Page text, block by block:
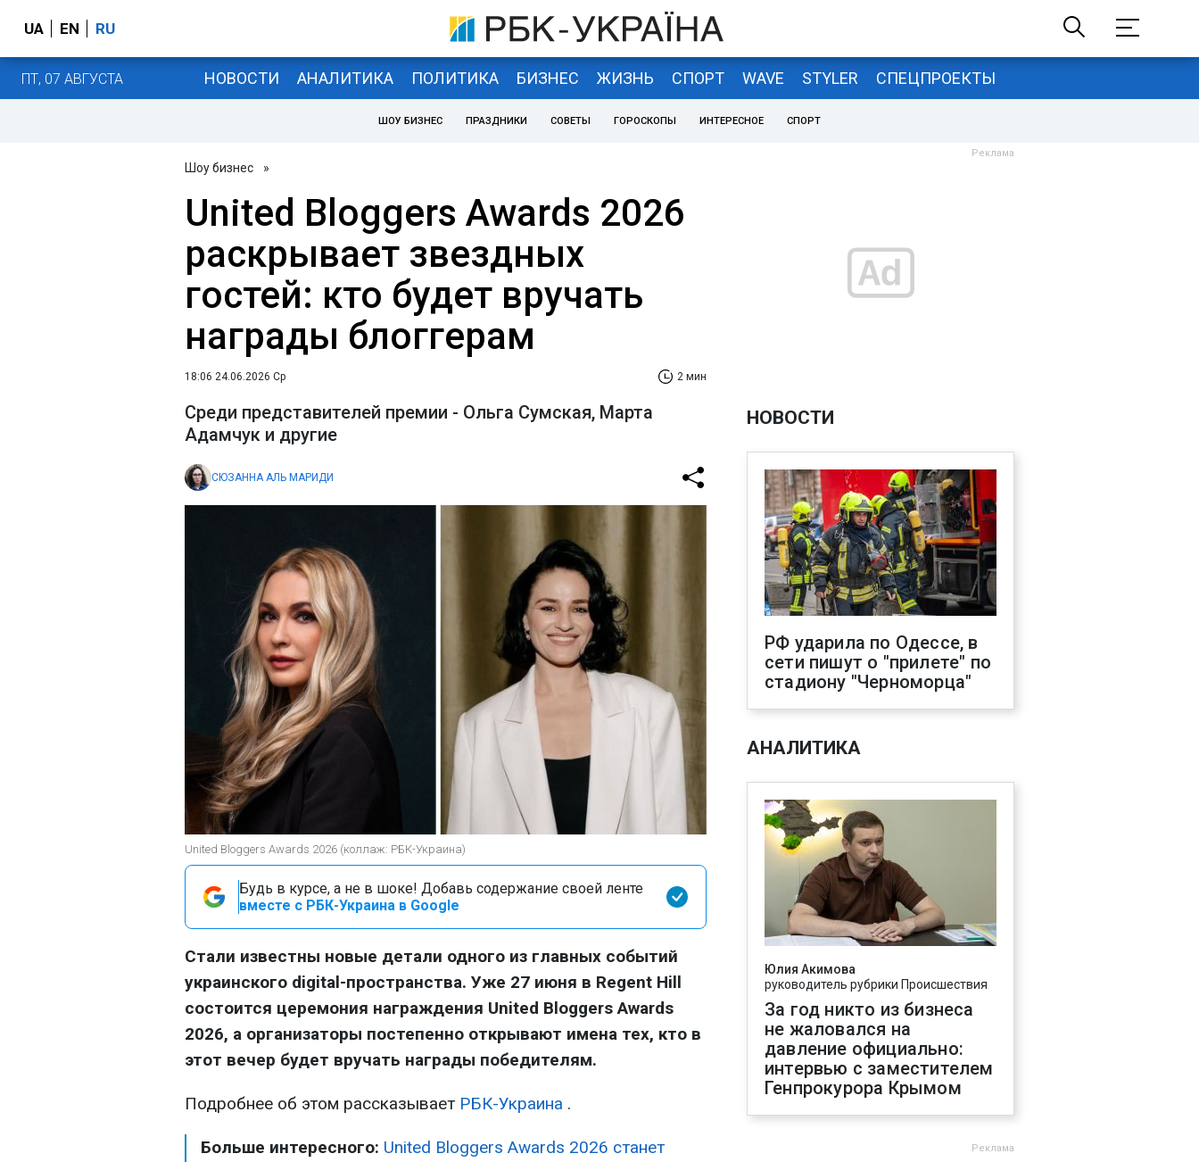
UA EN RU
ПТ, 07 АВГУСТА НОВОСТИ АНАЛИТИКА ПОЛИТИКА БИЗНЕС ЖИЗНЬ СПОРТ WAVE STYLER СПЕЦПРОЕКТЫ
ШОУ БИЗНЕС ПРАЗДНИКИ СОВЕТЫ ГОРОСКОПЫ ИНТЕРЕСНОЕ СПОРТ
Шоу бизнес »
United Bloggers Awards 2026
раскрывает звездных
гостей: кто будет вручать
награды блоггерам
18:06 24.06.2026 Ср 2 мин
Среди представителей премии - Ольга Сумская, Марта
Адамчук и другие
СЮЗАННА АЛЬ МАРИДИ
United Bloggers Awards 2026 (коллаж: РБК-Украина)
Будь в курсе, а не в шоке! Добавь содержание своей ленте
вместе с РБК-Украина в Google
Стали известны новые детали одного из главных событий
украинского digital-пространства. Уже 27 июня в Regent Hill
состоится церемония награждения United Bloggers Awards
2026, а организаторы постепенно открывают имена тех, кто в
этот вечер будет вручать награды победителям.
Подробнее об этом рассказывает РБК-Украина .
Больше интересного: United Bloggers Awards 2026 станет
НОВОСТИ
РФ ударила по Одессе, в
сети пишут о "прилете" по
стадиону "Черноморца"
АНАЛИТИКА
Юлия Акимова
руководитель рубрики Происшествия
За год никто из бизнеса
не жаловался на
давление официально:
интервью с заместителем
Генпрокурора Крымом